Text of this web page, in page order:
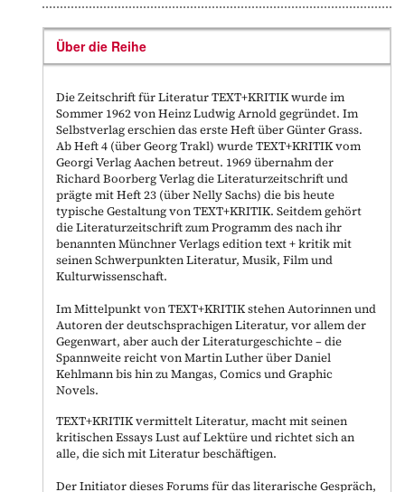
Über die Reihe
Die Zeitschrift für Literatur TEXT+KRITIK wurde im
Sommer 1962 von Heinz Ludwig Arnold gegründet. Im
Selbstverlag erschien das erste Heft über Günter Grass.
Ab Heft 4 (über Georg Trakl) wurde TEXT+KRITIK vom
Georgi Verlag Aachen betreut. 1969 übernahm der
Richard Boorberg Verlag die Literaturzeitschrift und
prägte mit Heft 23 (über Nelly Sachs) die bis heute
typische Gestaltung von TEXT+KRITIK. Seitdem gehört
die Literaturzeitschrift zum Programm des nach ihr
benannten Münchner Verlags edition text + kritik mit
seinen Schwerpunkten Literatur, Musik, Film und
Kulturwissenschaft.
Im Mittelpunkt von TEXT+KRITIK stehen Autorinnen und
Autoren der deutschsprachigen Literatur, vor allem der
Gegenwart, aber auch der Literaturgeschichte – die
Spannweite reicht von Martin Luther über Daniel
Kehlmann bis hin zu Mangas, Comics und Graphic
Novels.
TEXT+KRITIK vermittelt Literatur, macht mit seinen
kritischen Essays Lust auf Lektüre und richtet sich an
alle, die sich mit Literatur beschäftigen.
Der Initiator dieses Forums für das literarische Gespräch,